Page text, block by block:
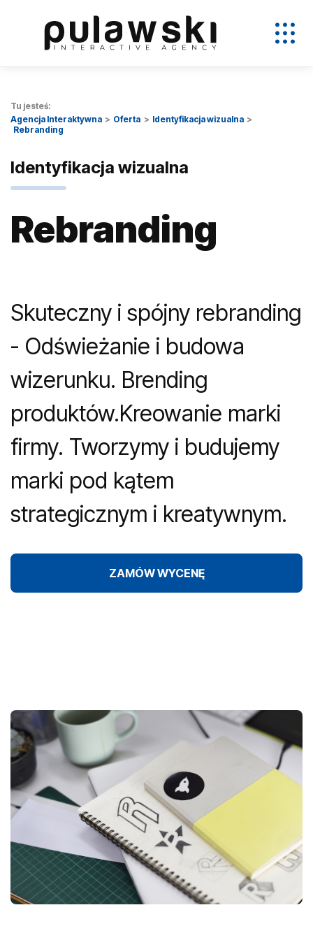
Tu jesteś:
Agencja Interaktywna
Oferta
Identyfikacja wizualna
Rebranding
Identyfikacja wizualna
Rebranding
Skuteczny i spójny rebranding
- Odświeżanie i budowa
wizerunku. Brending
produktów.Kreowanie marki
firmy. Tworzymy i budujemy
marki pod kątem
strategicznym i kreatywnym.
ZAMÓW WYCENĘ